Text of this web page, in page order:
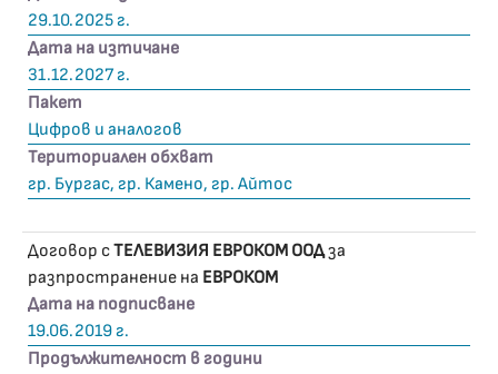
29.10.2025 г.
Дата на изтичане
31.12.2027 г.
Пакет
Цифров и аналогов
Териториален обхват
гр. Бургас, гр. Камено, гр. Айтос
Договор сТЕЛЕВИЗИЯ ЕВРОКОМ ООДза
разпространение на ЕВРОКОМ
Дата на подписване
19.06.2019 г.
Продължителност в години